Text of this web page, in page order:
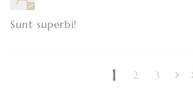
Sunt superbi!
1 2 3